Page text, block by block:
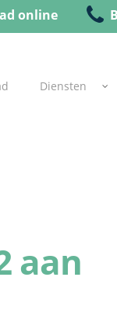
online
Diensten
aan